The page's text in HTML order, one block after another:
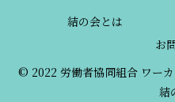
結の会とは
お
© 2022 労働者協同組合 ワー
結